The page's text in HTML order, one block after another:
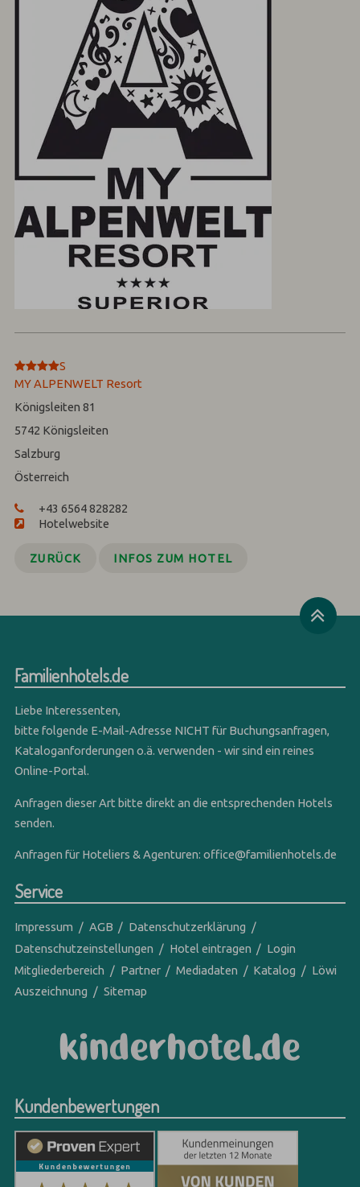
****
S
MY ALPENWELT Resort
Königsleiten 81
5742 Königsleiten
Salzburg
Österreich
+43 6564 828282
Hotelwebsite
ZURÜCK INFOS ZUM HOTEL
Familienhotels.de
Liebe Interessenten,
bitte folgende E-Mail-Adresse NICHT für Buchungsanfragen,
Kataloganforderungen o.ä. verwenden - wir sind ein reines
Online-Portal.
Anfragen dieser Art bitte direkt an die entsprechenden Hotels
senden.
Anfragen für Hoteliers & Agenturen:office@familienhotels.de
Service
Impressum AGB
Datenschutzerklärung
Datenschutzeinstellungen
Hotel eintragen
Login
Mitgliederbereich
Partner Mediadaten Katalog
Löwi
Auszeichnung
Sitemap
Kundenbewertungen